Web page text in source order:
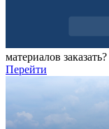
материалов заказать?
Перейти